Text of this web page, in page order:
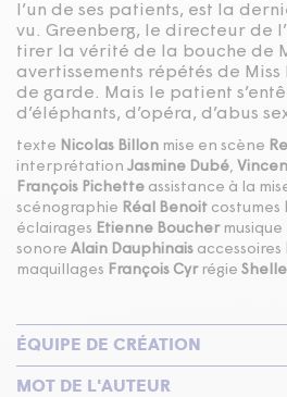
l’un de ses patients, est la
vu. Greenberg, le directeur de
tirer la vérité de la bouche de
avertissements répétés de Miss
de garde. Mais le patient
d’éléphants, d’opéra, d’abus
texte Nicolas Billon mise en scène
interprétation Jasmine Dubé,
François Pichette assistance à la
scénographie Réal Benoit costumes
éclairages Etienne Boucher
sonore Alain Dauphinais accessoires
maquillages François Cyr régie
ÉQUIPE DE CRÉATION
MOT DE L'AUTEUR